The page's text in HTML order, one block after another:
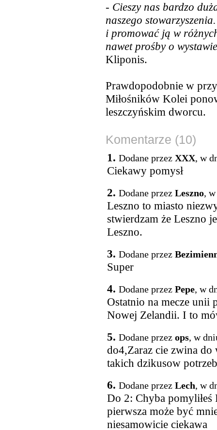
- Cieszy nas bardzo
naszego
i promować ją w
nawet prośby o
Kliponis.
Prawdopodobnie w
Miłośników Kolei
leszczyńskim dworcu.
Komentarze (10)
1. Dodane przez XXX, w
Ciekawy pomysł
2. Dodane przez Leszno,
Leszno to miasto
stwierdzam że Leszno
Leszno.
3. Dodane przez
Super
4. Dodane przez Pepe, w
Ostatnio na mecze unii
Nowej Zelandii. I to
5. Dodane przez ops, w
do4,Zaraz cie zwina
takich dzikusow
6. Dodane przez Lech, w
Do 2: Chyba pomyliłeś
pierwsza może być
niesamowicie ciekawa